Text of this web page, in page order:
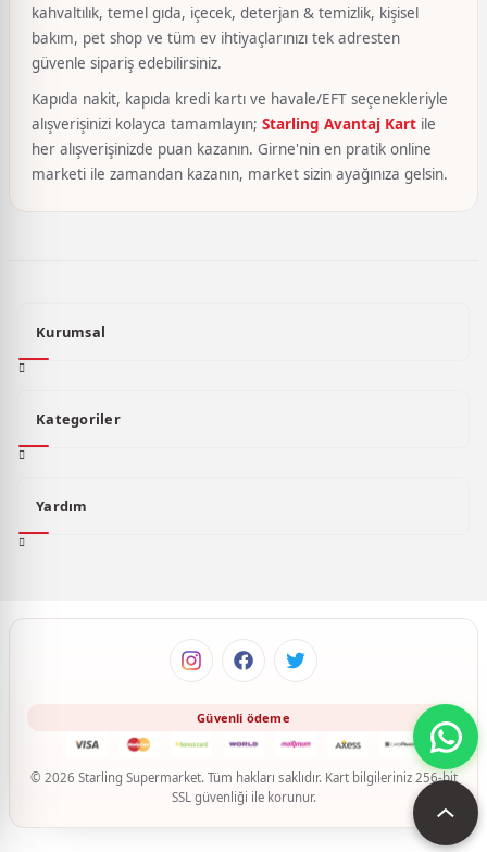
kahvaltılık, temel gıda, içecek, deterjan & temizlik, kişisel
bakım, pet shop ve tüm ev ihtiyaçlarınızı tek adresten
güvenle sipariş edebilirsiniz.
Kapıda nakit, kapıda kredi kartı ve havale/EFT seçenekleriyle
alışverişinizi kolayca tamamlayın; Starling Avantaj Kart ile
her alışverişinizde puan kazanın. Girne'nin en pratik online
marketi ile zamandan kazanın, market sizin ayağınıza gelsin.
Kurumsal
Kategoriler
Yardım
© 2026 Starling Supermarket. Tüm hakları saklıdır. Kart bilgileriniz 256-bit
SSL güvenliği ile korunur.